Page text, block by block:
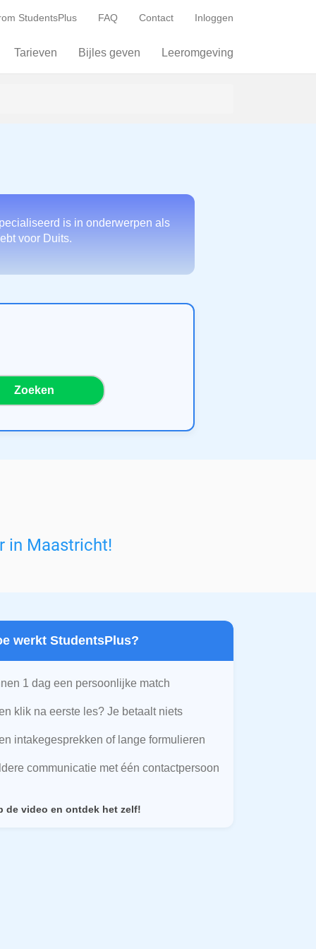
StudentsPlus FAQ Contact Inloggen
Tarieven Bijles geven Leeromgeving
is in onderwerpen als
voor Duits.
Zoeken
in Maastricht!
werkt StudentsPlus?
1 dag een persoonlijke match
klik na eerste les? Je betaalt niets
intakegesprekken of lange formulieren
communicatie met één contactpersoon
de video en ontdek het zelf!